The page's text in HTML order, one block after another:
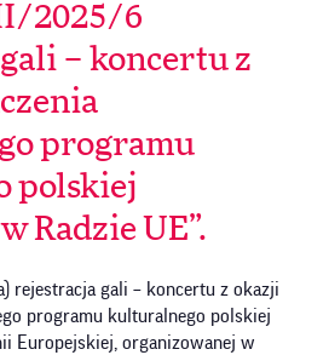
2025/6
– koncertu z
programu
polskiej
Radzie UE”.
rejestracja gali – koncertu z okazji
programu kulturalnego polskiej
Europejskiej, organizowanej w